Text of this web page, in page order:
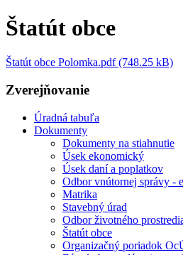
Štatút obce
Štatút obce Polomka.pdf (748.25 kB)
Zverejňovanie
Úradná tabuľa
Dokumenty
Dokumenty na stiahnutie
Úsek ekonomický
Úsek daní a poplatkov
Odbor vnútornej správy -
Matrika
Stavebný úrad
Odbor životného
Štatút obce
Organizačný poriadok